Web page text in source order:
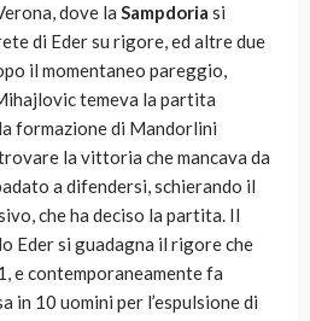
dove la Sampdoria si
di Eder su rigore, ed altre due
il momentaneo pareggio,
temeva la partita
formazione di Mandorlini
la vittoria che mancava da
a difendersi, schierando il
che ha deciso la partita. Il
Eder si guadagna il rigore che
e contemporaneamente fa
in 10 uomini per l’espulsione di